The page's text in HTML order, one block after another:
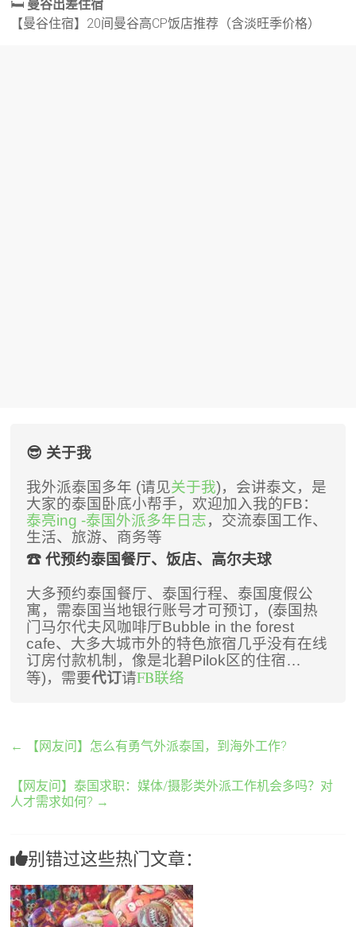
🛏️ 曼谷出差住宿
【曼谷住宿】20间曼谷高CP饭店推荐（含淡旺季价格）
😎 关于我
我外派泰国多年 (请见关于我)，会讲泰文，是
大家的泰国卧底小帮手，欢迎加入我的FB：
泰亮ing -泰国外派多年日志，交流泰国工作、
生活、旅游、商务等
☎ 代预约泰国餐厅、饭店、高尔夫球
大多预约泰国餐厅、泰国行程、泰国度假公
寓，需泰国当地银行账号才可预订，(泰国热
门马尔代夫风咖啡厅Bubble in the forest
cafe、大多大城市外的特色旅宿几乎没有在线
订房付款机制，像是北碧Pilok区的住宿…
等)，需要代订请FB联络
← 【网友问】怎么有勇气外派泰国，到海外工作?
【网友问】泰国求职：媒体/摄影类外派工作机会多吗？对
人才需求如何? →
别错过这些热门文章：